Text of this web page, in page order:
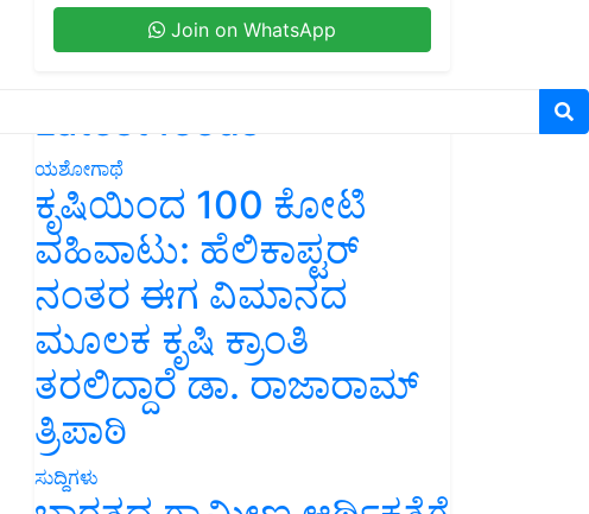
Join on WhatsApp
Latest feeds
ಯಶೋಗಾಥೆ
ಕೃಷಿಯಿಂದ 100 ಕೋಟಿ
ವಹಿವಾಟು: ಹೆಲಿಕಾಪ್ಟರ್
ನಂತರ ಈಗ ವಿಮಾನದ
ಮೂಲಕ ಕೃಷಿ ಕ್ರಾಂತಿ
ತರಲಿದ್ದಾರೆ ಡಾ. ರಾಜಾರಾಮ್
ತ್ರಿಪಾಠಿ
ಸುದ್ದಿಗಳು